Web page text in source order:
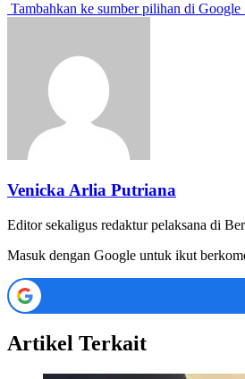
Tambahkan ke sumber pilihan di Google
Venicka Arlia Putriana
Editor sekaligus redaktur pelaksana di
Masuk dengan Google untuk ikut
Artikel Terkait